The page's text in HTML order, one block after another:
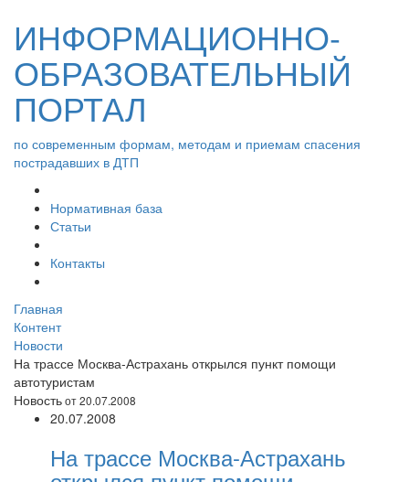
ИНФОРМАЦИОННО-
ОБРАЗОВАТЕЛЬНЫЙ
ПОРТАЛ
по современным формам, методам и приемам спасения
пострадавших в ДТП
Нормативная база
Статьи
Контакты
Главная
Контент
Новости
На трассе Москва-Астрахань открылся пункт помощи
автотуристам
Новостьот 20.07.2008
20.07.2008
На трассе Москва-Астрахань